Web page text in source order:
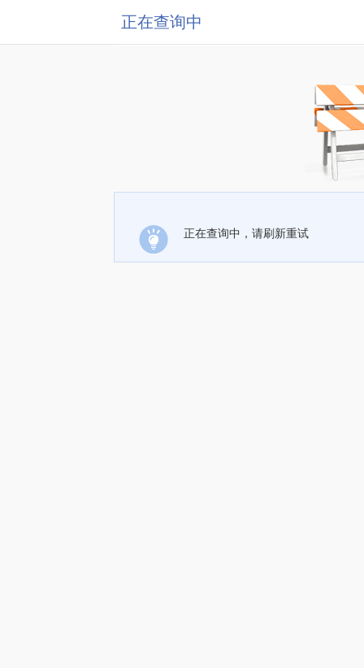
正在查询中
正在查询中，请刷新重试